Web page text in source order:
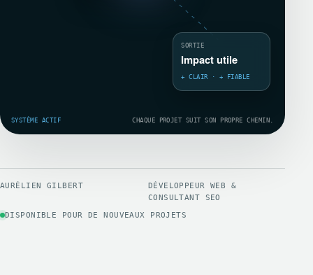
SORTIE
Impact utile
+ CLAIR · + FIABLE
SYSTÈME ACTIF CHAQUE PROJET SUIT SON PROPRE CHEMIN.
AURÉLIEN GILBERT
DÉVELOPPEUR WEB &
CONSULTANT SEO
DISPONIBLE POUR DE NOUVEAUX PROJETS